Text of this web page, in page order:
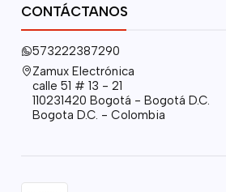
CONTÁCTANOS
573222387290
Zamux Electrónica
calle 51 # 13 - 21
110231420 Bogotá - Bogotá D.C.
Bogota D.C. - Colombia